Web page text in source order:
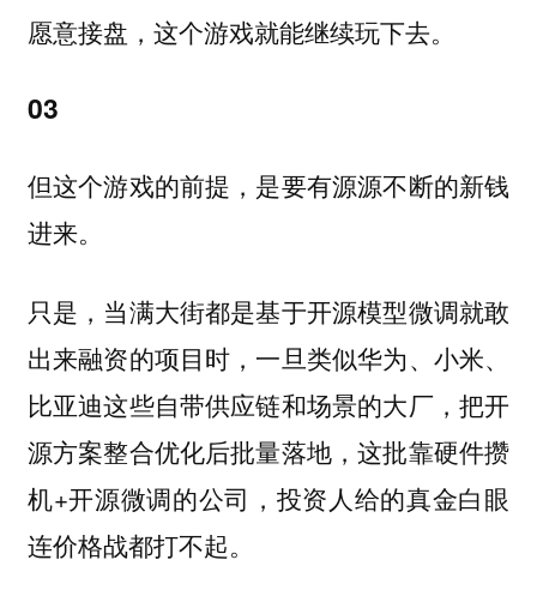
愿意接盘，这个游戏就能继续玩下去。
03
但这个游戏的前提，是要有源源不断的新钱
进来。
只是，当满大街都是基于开源模型微调就敢
出来融资的项目时，一旦类似华为、小米、
比亚迪这些自带供应链和场景的大厂，把开
源方案整合优化后批量落地，这批靠硬件攒
机+开源微调的公司，投资人给的真金白眼
连价格战都打不起。